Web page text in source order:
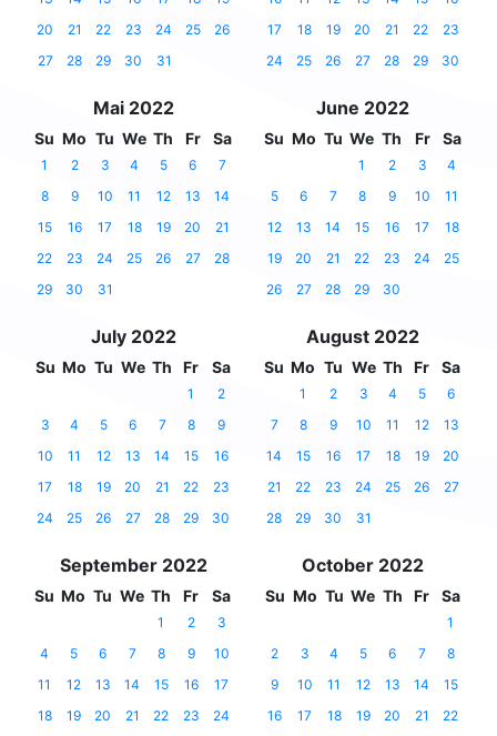
20
21 22 23 24 25
26
27
28 29 30 31
17
18 19 20 21 22
23
24
25 26 27 28 29 30
Mai 2022
Su Mo Tu We Th Fr Sa
1 2 3 4 5 6
7
8
9 10 11 12 13
14
15
16 17 18 19 20
21
22
23 24 25 26 27
28
29
30 31
June 2022
Su Mo Tu We Th Fr Sa
1 2 3
4
5
6 7 8 9 10
11
12
13 14 15 16 17
18
19
20 21 22 23 24
25
26
27 28 29 30
July 2022
Su Mo Tu We Th Fr Sa
1
2
3
4 5 6 7 8
9
10
11 12 13 14 15
16
17
18 19 20 21 22
23
24
25 26 27 28 29 30
August 2022
Su Mo Tu We Th Fr Sa
1 2 3 4 5
6
7
8 9 10 11 12
13
14
15 16 17 18 19
20
21
22 23 24 25 26
27
28
29 30 31
September 2022
Su Mo Tu We Th Fr Sa
1 2
3
4
5 6 7 8 9
10
11
12 13 14 15 16
17
18
19 20 21 22 23
24
October 2022
Su Mo Tu We Th Fr Sa
1
2
3 4 5 6 7
8
9
10 11 12 13 14
15
16
17 18 19 20 21
22